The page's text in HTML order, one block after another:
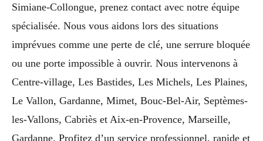
Simiane-Collongue, prenez contact avec notre équipe
spécialisée. Nous vous aidons lors des situations
imprévues comme une perte de clé, une serrure bloquée
ou une porte impossible à ouvrir. Nous intervenons à
Centre-village, Les Bastides, Les Michels, Les Plaines,
Le Vallon, Gardanne, Mimet, Bouc-Bel-Air, Septèmes-
les-Vallons, Cabriès et Aix-en-Provence, Marseille,
Gardanne. Profitez d’un service professionnel, rapide et